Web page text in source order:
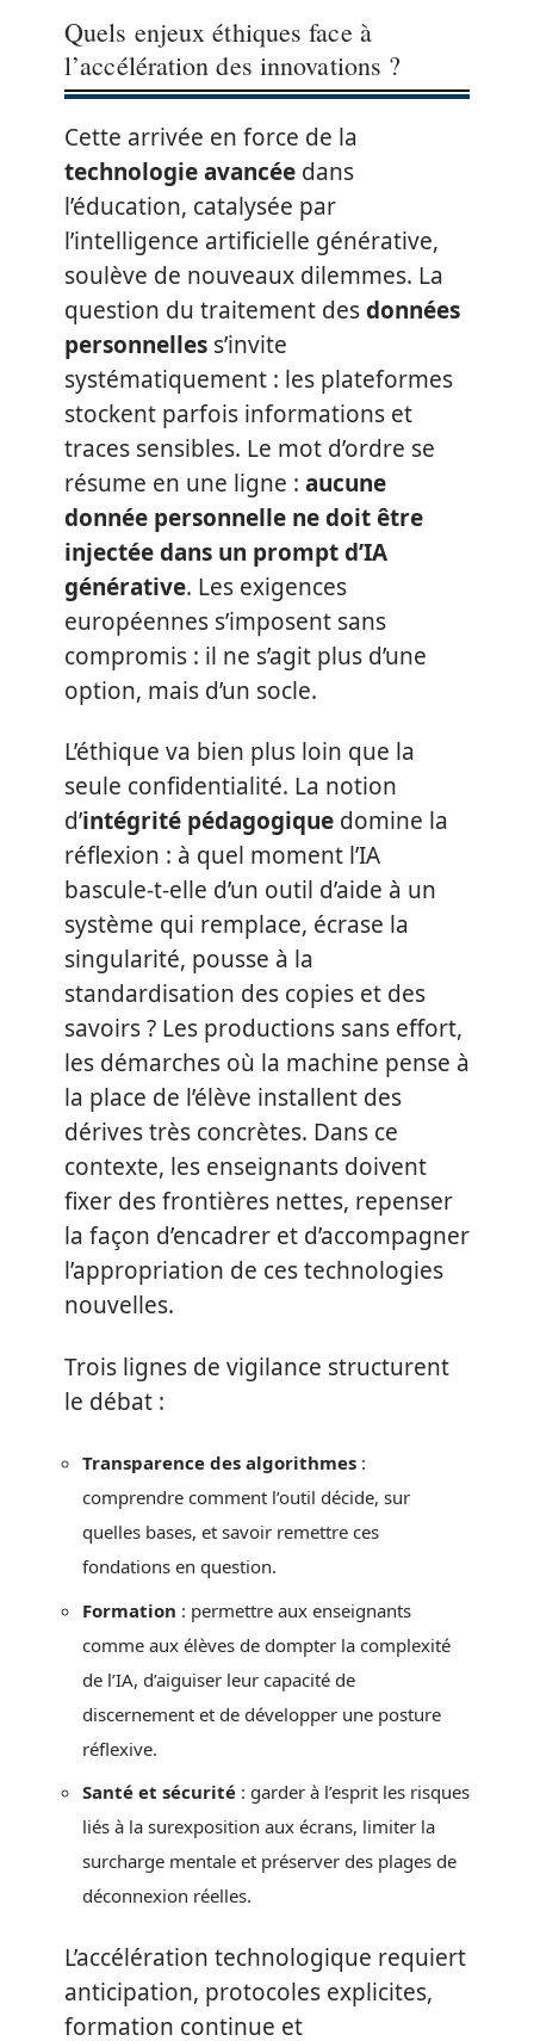
Quels enjeux éthiques face à
l’accélération des innovations ?
Cette arrivée en force de la
technologie avancée dans
l’éducation, catalysée par
l’intelligence artificielle générative,
soulève de nouveaux dilemmes. La
question du traitement desdonnées
personnelles s’invite
systématiquement : les plateformes
stockent parfois informations et
traces sensibles. Le mot d’ordre se
résume en une ligne : aucune
donnée personnelle ne doit être
injectée dans un prompt d’IA
générative. Les exigences
européennes s’imposent sans
compromis : il ne s’agit plus d’une
option, mais d’un socle.
L’éthique va bien plus loin que la
seule confidentialité. La notion
d’intégrité pédagogique domine la
réflexion : à quel moment l’IA
bascule-t-elle d’un outil d’aide à un
système qui remplace, écrase la
singularité, pousse à la
standardisation des copies et des
savoirs ? Les productions sans effort,
les démarches où la machine pense à
la place de l’élève installent des
dérives très concrètes. Dans ce
contexte, les enseignants doivent
fixer des frontières nettes, repenser
la façon d’encadrer et d’accompagner
l’appropriation de ces technologies
nouvelles.
Trois lignes de vigilance structurent
le débat :
Transparence des algorithmes :
comprendre comment l’outil décide, sur
quelles bases, et savoir remettre ces
fondations en question.
Formation : permettre aux enseignants
comme aux élèves de dompter la complexité
de l’IA, d’aiguiser leur capacité de
discernement et de développer une posture
réflexive.
Santé et sécurité : garder à l’esprit les risques
liés à la surexposition aux écrans, limiter la
surcharge mentale et préserver des plages de
déconnexion réelles.
L’accélération technologique requiert
anticipation, protocoles explicites,
formation continue et